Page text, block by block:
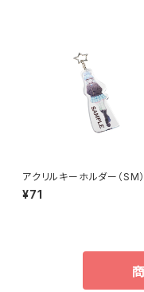
アクリルキーホルダー（SM
¥71